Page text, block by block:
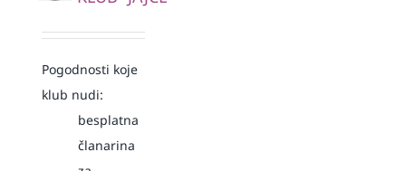
Pogodnosti koje
klub nudi:
besplatna
članarina